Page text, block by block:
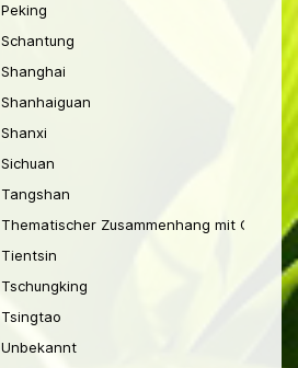
Peking
Schantung
Shanghai
Shanhaiguan
Shanxi
Sichuan
Tangshan
Thematischer Zusammenhang mit China
Tientsin
Tschungking
Tsingtao
Unbekannt